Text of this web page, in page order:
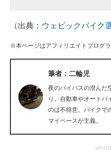
モノづくり技術者専門サイト
エレクトロニクス専門サイト
電子設計の基本と応用
（出典： ウェビックバイク
※本ページはアフィリエイトプログ
筆者：二輪児
夜のバイパスの澄んだ
り。自動車やオートバ
のは不得意。バイクで
マイペースが主義。